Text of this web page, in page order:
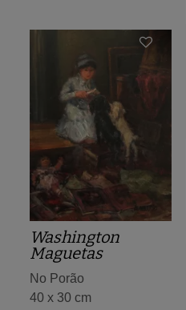
Washington
Maguetas
No Porão
40 x 30 cm